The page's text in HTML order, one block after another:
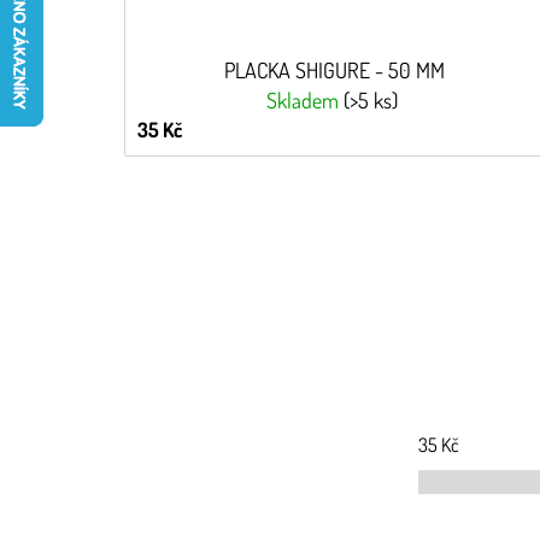
PLACKA SHIGURE - 50 MM
Skladem (>5 ks)
35 Kč
35 Kč